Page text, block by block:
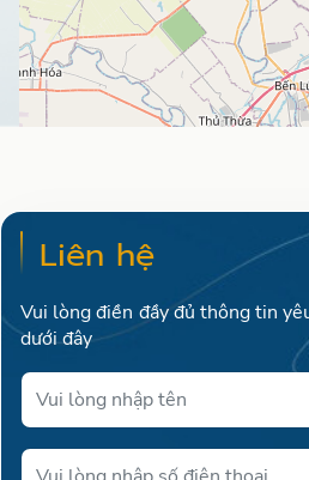
Liên hệ
Vui lòng điền đầy đủ thông tin
dưới đây